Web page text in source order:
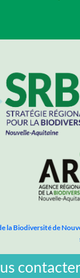
la Biodiversité de